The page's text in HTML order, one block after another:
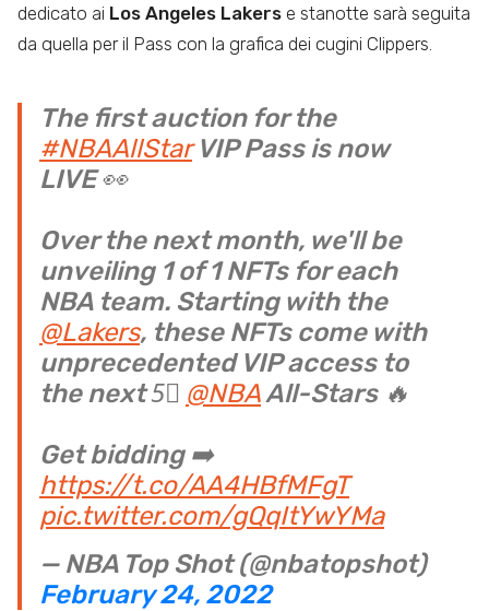
dedicato ai Los Angeles Lakers e stanotte sarà seguita
da quella per il Pass con la grafica dei cugini Clippers.
The first auction for the
#NBAAllStarVIP Pass is now
LIVE 👀
Over the next month, we'll be
unveiling 1 of 1 NFTs for each
NBA team. Starting with the
@Lakers, these NFTs come with
unprecedented VIP access to
the next 5⃣ @NBAAll-Stars 🔥
Get bidding ➡️
https://t.co/AA4HBfMFgT
pic.twitter.com/gQqItYwYMa
— NBA Top Shot (@nbatopshot)
February 24, 2022